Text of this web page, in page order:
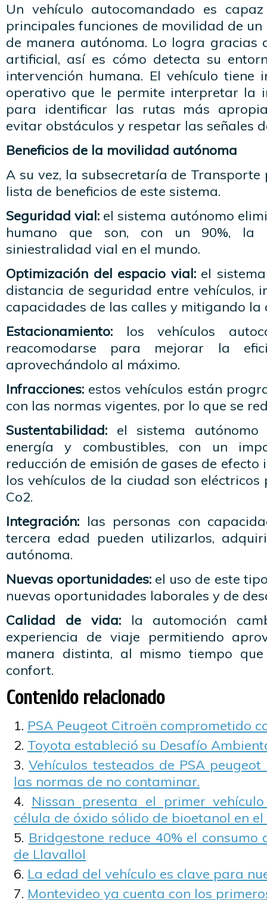
Un vehículo autocomandado es
principales funciones de movilidad de
de manera autónoma. Lo logra gracias
artificial, así es cómo detecta su
intervención humana. El vehículo tiene
operativo que le permite interpretar la
para identificar las rutas más
evitar obstáculos y respetar las señales
Beneficios de la movilidad autónoma
A su vez, la subsecretaría de
lista de beneficios de este sistema.
Seguridad vial: el sistema autónomo
humano que son, con un 90%, la
siniestralidad vial en el mundo.
Optimización del espacio vial:el
distancia de seguridad entre vehículos,
capacidades de las calles y mitigando la
Estacionamiento: los vehículos
reacomodarse para mejorar la
aprovechándolo al máximo.
Infracciones: estos vehículos están
con las normas vigentes, por lo que se
Sustentabilidad: el sistema
energía y combustibles, con un
reducción de emisión de gases de efecto
los vehículos de la ciudad son
Co2.
Integración: las personas con
tercera edad pueden utilizarlos,
autónoma.
Nuevas oportunidades: el uso de este
nuevas oportunidades laborales y de
Calidad de vida:la automoción
experiencia de viaje permitiendo
manera distinta, al mismo tiempo
confort.
Contenido relacionado
PSA Peugeot Citroën comprometido
Toyota estableció su Desafío
Vehículos testeados de PSA
las normas de no contaminar.
Nissan presenta el primer
célula de óxido sólido de bioetanol en el
Bridgestone reduce 40% el
de Llavallol
La edad del vehículo es clave para
Montevideo ya cuenta con los